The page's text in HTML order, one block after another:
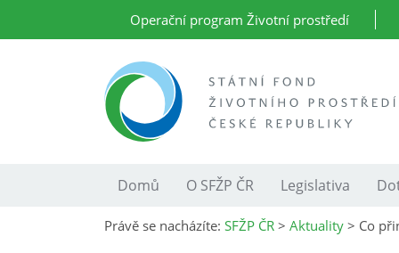
Operační program Životní prostředí
Domů O SFŽP ČR Legislativa
Právě se nacházíte: SFŽP ČR > Aktuality > Co